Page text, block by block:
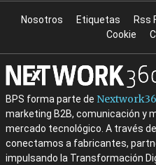
Nosotros Etiquetas Rss
Cookie
BPS forma parte de
marketing B2B, comunicación y
mercado tecnológico. A través
conectamos a fabricantes,
impulsando la Transformación